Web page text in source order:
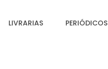
LIVRARIAS PERIÓDICOS